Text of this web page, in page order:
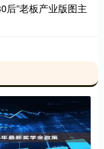
后”老板产业版图主